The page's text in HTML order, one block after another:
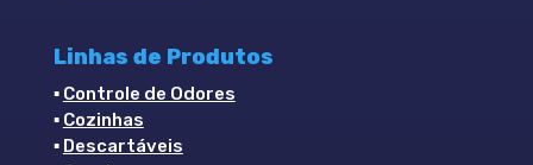
Linhas de Produtos
▪ Controle de Odores
▪ Cozinhas
▪ Descartáveis